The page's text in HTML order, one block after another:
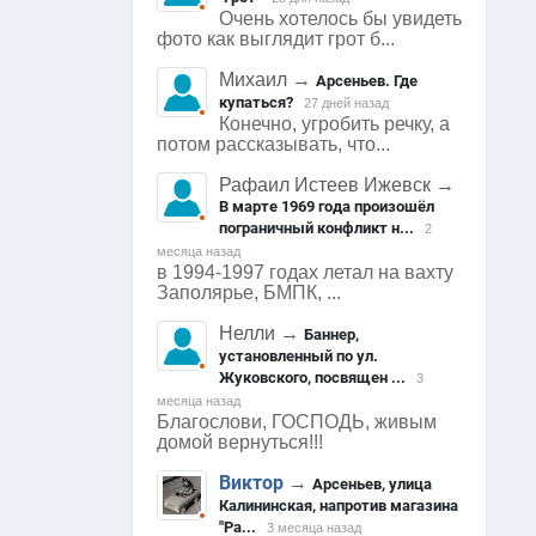
Очень хотелось бы увидеть
фото как выглядит грот б...
Михаил →Арсеньев. Где
купаться?
27 дней назад
Конечно, угробить речку, а
потом рассказывать, что...
Рафаил Истеев Ижевск →
В марте 1969 года произошёл
пограничный конфликт н...
2
месяца назад
в 1994-1997 годах летал на вахту
Заполярье, БМПК, ...
Нелли →Баннер,
установленный по ул.
Жуковского, посвящен ...
3
месяца назад
Благослови, ГОСПОДЬ, живым
домой вернуться!!!
Виктор →Арсеньев, улица
Калининская, напротив магазина
"Ра...
3 месяца назад